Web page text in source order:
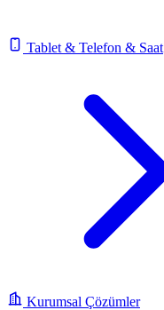
Tablet & Telefon & Saat
Kurumsal Çözümler